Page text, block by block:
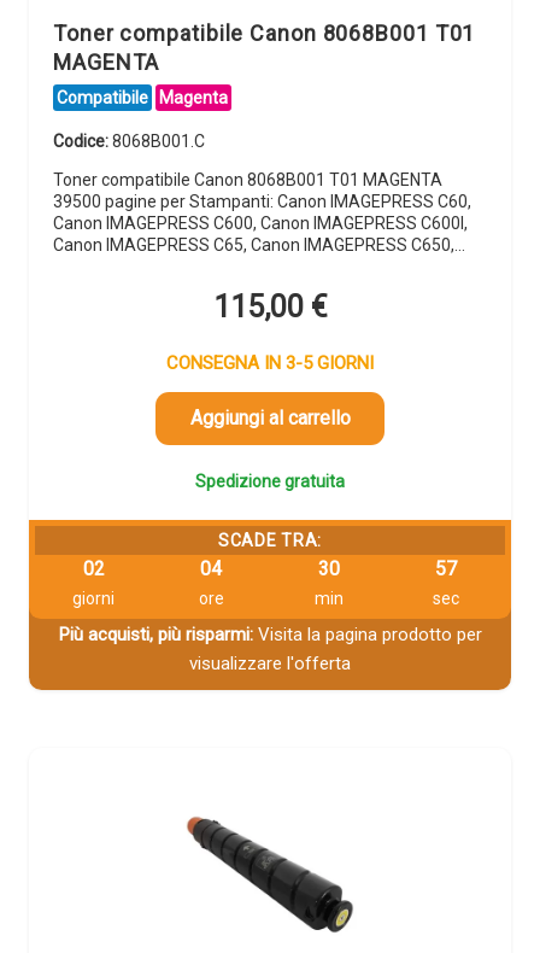
Toner compatibile Canon 8068B001 T01
MAGENTA
Compatibile Magenta
Codice:8068B001.C
Toner compatibile Canon 8068B001 T01 MAGENTA
39500 pagine per Stampanti: Canon IMAGEPRESS C60,
Canon IMAGEPRESS C600, Canon IMAGEPRESS C600I,
Canon IMAGEPRESS C65, Canon IMAGEPRESS C650,…
115,00 €
CONSEGNA IN 3-5 GIORNI
Aggiungi al carrello
Spedizione gratuita
SCADE TRA:
02
giorni
04
ore
30
min
56
sec
Più acquisti, più risparmi:Visita la pagina prodotto per
visualizzare l'offerta